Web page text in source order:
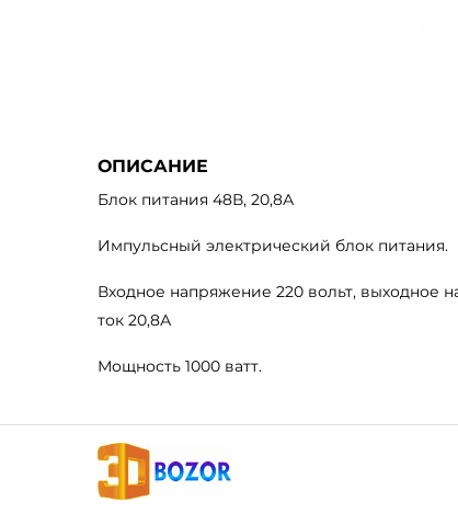
ОПИСАНИЕ
Блок питания 48В, 20,8А
Импульсный электрический блок питания.
Входное напряжение 220 вольт, выходное
ток 20,8А
Мощность 1000 ватт.